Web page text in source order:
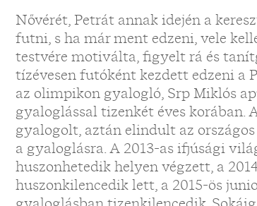
Nővérét, Petrát annak idején a
futni, s ha már ment edzeni, vele
testvére motiválta, figyelt rá és
tízévesen futóként kezdett edzeni a
az olimpikon gyalogló, Srp Miklós
gyaloglással tizenkét éves
gyalogolt, aztán elindult az
a gyaloglásra. A 2013-as ifjúsági
huszonhetedik helyen végzett, a
huszonkilencedik lett, a 2015-ös